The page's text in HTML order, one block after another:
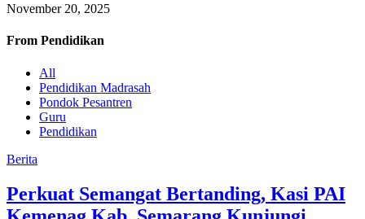
November 20, 2025
From Pendidikan
All
Pendidikan Madrasah
Pondok Pesantren
Guru
Pendidikan
Berita
Perkuat Semangat Bertanding, Kasi PAI